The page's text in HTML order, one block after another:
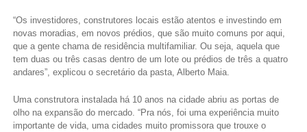
“Os investidores, construtores locais estão atentos e investindo em
novas moradias, em novos prédios, que são muito comuns por aqui,
que a gente chama de residência multifamiliar. Ou seja, aquela que
tem duas ou três casas dentro de um lote ou prédios de três a quatro
andares”, explicou o secretário da pasta, Alberto Maia.
Uma construtora instalada há 10 anos na cidade abriu as portas de
olho na expansão do mercado. “Pra nós, foi uma experiência muito
importante de vida, uma cidades muito promissora que trouxe o